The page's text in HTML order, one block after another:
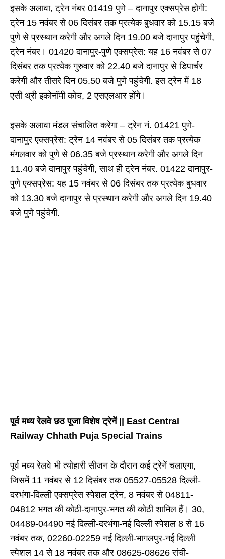
इसके अलावा, ट्रेन नंबर 01419 पुणे – दानापुर एक्सप्रेस होगी:
ट्रेन 15 नवंबर से 06 दिसंबर तक प्रत्येक बुधवार को 15.15 बजे
पुणे से प्रस्थान करेगी और अगले दिन 19.00 बजे दानापुर पहुंचेगी,
ट्रेन नंबर। 01420 दानापुर-पुणे एक्सप्रेस: ​​यह 16 नवंबर से 07
दिसंबर तक प्रत्येक गुरुवार को 22.40 बजे दानापुर से डिपार्चर
करेगी और तीसरे दिन 05.50 बजे पुणे पहुंचेगी. इस ट्रेन में 18
एसी थ्री इकोनॉमी कोच, 2 एसएलआर होंगे।
इसके अलावा मंडल संचालित करेगा – ट्रेन नं. 01421 पुणे-
दानापुर एक्सप्रेस: ​​ट्रेन 14 नवंबर से 05 दिसंबर तक प्रत्येक
मंगलवार को पुणे से 06.35 बजे प्रस्थान करेगी और अगले दिन
11.40 बजे दानापुर पहुंचेगी, साथ ही ट्रेन नंबर. 01422 दानापुर-
पुणे एक्सप्रेस: ​​यह 15 नवंबर से 06 दिसंबर तक प्रत्येक बुधवार
को 13.30 बजे दानापुर से प्रस्थान करेगी और अगले दिन 19.40
बजे पुणे पहुंचेगी.
पूर्व मध्य रेलवे छठ पूजा विशेष ट्रेनें || East Central
Railway Chhath Puja Special Trains
पूर्व मध्य रेलवे भी त्योहारी सीजन के दौरान कई ट्रेनें चलाएगा,
जिसमें 11 नवंबर से 12 दिसंबर तक 05527-05528 दिल्ली-
दरभंगा-दिल्ली एक्सप्रेस स्पेशल ट्रेन, 8 नवंबर से 04811-
04812 भगत की कोठी-दानापुर-भगत की कोठी शामिल हैं। 30,
04489-04490 नई दिल्ली-दरभंगा-नई दिल्ली स्पेशल 8 से 16
नवंबर तक, 02260-02259 नई दिल्ली-भागलपुर-नई दिल्ली
स्पेशल 14 से 18 नवंबर तक और 08625-08626 रांची-